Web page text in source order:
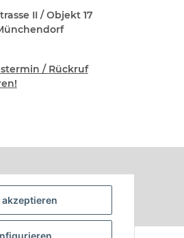
akzeptieren
II / Objekt 17
/ Rückruf